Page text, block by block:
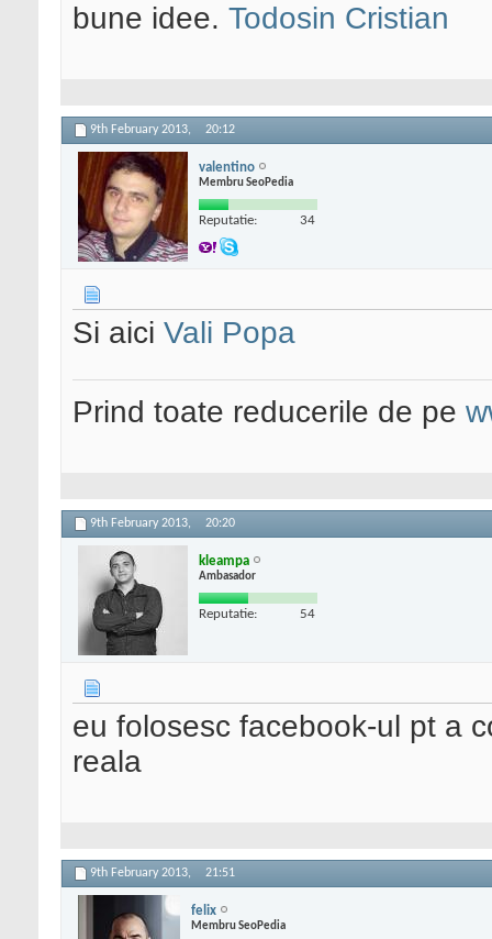
bune idee. Todosin Cristian
9th February 2013, 20:12
valentino
Membru SeoPedia
Reputatie: 34
Si aici Vali Popa
Prind toate reducerile de pe
9th February 2013, 20:20
kleampa
Ambasador
Reputatie: 54
eu folosesc facebook-ul pt a
reala
9th February 2013, 21:51
felix
Membru SeoPedia